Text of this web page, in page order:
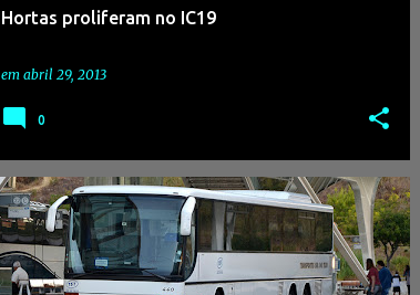
Hortas proliferam no IC19
em abril 29, 2013
0